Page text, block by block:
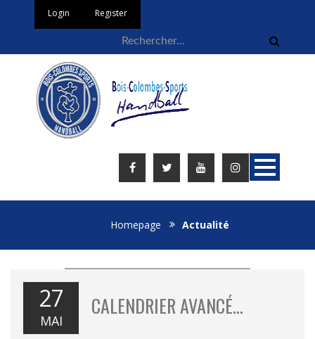
Login Register
Homepage Actualité
27
MAI
CALENDRIER AVANCÉ…